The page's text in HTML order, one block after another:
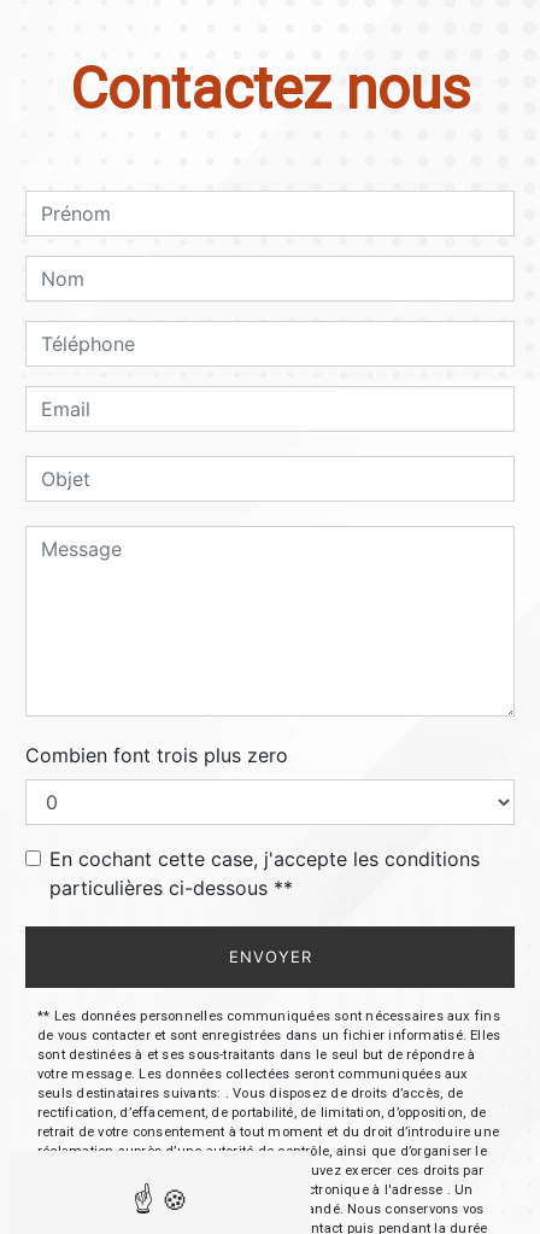
Contactez nous
Combien font trois plus zero
En cochant cette case, j'accepte les conditions
particulières ci-dessous **
ENVOYER
** Les données personnelles communiquées sont nécessaires aux fins
de vous contacter et sont enregistrées dans un fichier informatisé. Elles
sont destinées à et ses sous-traitants dans le seul but de répondre à
votre message. Les données collectées seront communiquées aux
seuls destinataires suivants: . Vous disposez de droits d’accès, de
rectification, d’effacement, de portabilité, de limitation, d’opposition, de
retrait de votre consentement à tout moment et du droit d’introduire une
réclamation auprès d’une autorité de contrôle, ainsi que d’organiser le
sort de vos données post-mortem. Vous pouvez exercer ces droits par
voie postale à l'adresse ou par courrier électronique à l'adresse . Un
justificatif d'identité pourra vous être demandé. Nous conservons vos
données pendant la période de prise de contact puis pendant la durée